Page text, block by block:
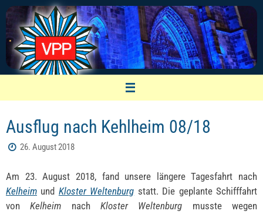
Zum
Inhalt
springen
Vereinigung pensionierter Polizeibeamter
Ausflug nach Kehlheim 08/18
26. August 2018
Am 23. August 2018, fand unsere längere Tagesfahrt nach
Kelheim und Kloster Weltenburg statt. Die geplante Schifffahrt
vonKelheim nachKloster Weltenburg musste wegen